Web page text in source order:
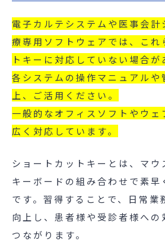
電子カルテシステムや医事会計
療専用ソフトウェアでは、これ
トキーに対応していない場合が
各システムの操作マニュアルや
上、ご活用ください。
一般的なオフィスソフトやウェ
広く対応しています。
ショートカットキーとは、マウ
キーボードの組み合わせで素早
です。習得することで、日常業
向上し、患者様や受診者様への
つながります。